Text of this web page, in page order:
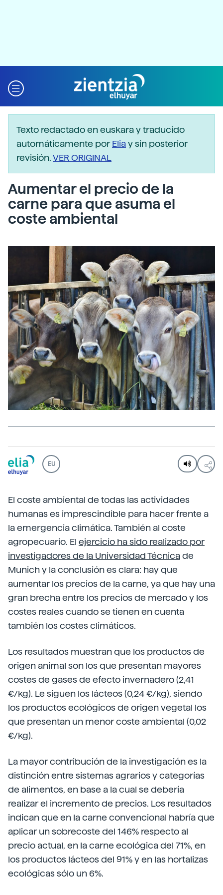
Texto redactado en euskara y traducido
automáticamente porEliay sin posterior
revisión.VER ORIGINAL
Aumentar el precio de la
carne para que asuma el
coste ambiental
EU
El coste ambiental de todas las actividades
humanas es imprescindible para hacer frente a
la emergencia climática. También al coste
agropecuario. El ejercicio ha sido realizado por
investigadores de la Universidad Técnicade
Munich y la conclusión es clara: hay que
aumentar los precios de la carne, ya que hay una
gran brecha entre los precios de mercado y los
costes reales cuando se tienen en cuenta
también los costes climáticos.
Los resultados muestran que los productos de
origen animal son los que presentan mayores
costes de gases de efecto invernadero (2,41
€/kg). Le siguen los lácteos (0,24 €/kg), siendo
los productos ecológicos de origen vegetal los
que presentan un menor coste ambiental (0,02
€/kg).
La mayor contribución de la investigación es la
distinción entre sistemas agrarios y categorías
de alimentos, en base a la cual se debería
realizar el incremento de precios. Los resultados
indican que en la carne convencional habría que
aplicar un sobrecoste del 146% respecto al
precio actual, en la carne ecológica del 71%, en
los productos lácteos del 91% y en las hortalizas
ecológicas sólo un 6%.